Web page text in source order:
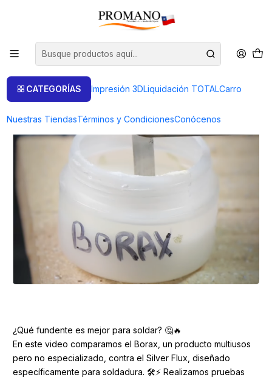
CATEGORÍAS Impresión 3DLiquidación TOTALCarro
Nuestras TiendasTérminos y CondicionesConócenos
Videos Educativos Borax o Fundente
Borax o Fundente
¿Qué fundente es mejor para soldar? 🤔🔥
En este video comparamos el Borax, un producto multiusos
pero no especializado, contra el Silver Flux, diseñado
específicamente para soldadura. 🛠️⚡ Realizamos pruebas